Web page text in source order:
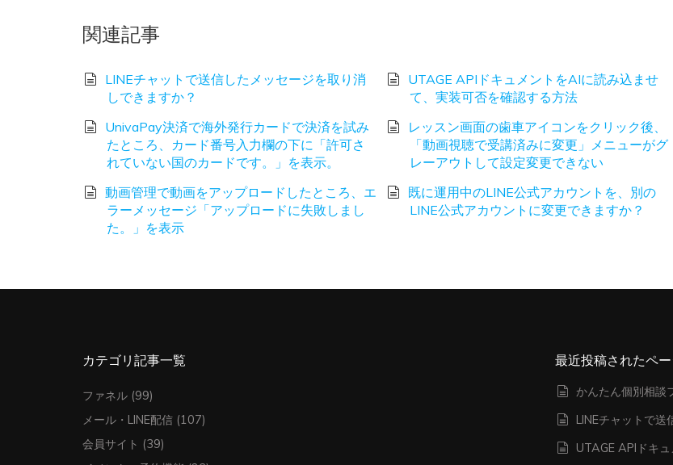
関連記事
LINEチャットで送信したメッセージを取り消
しできますか？
UTAGE APIドキュメントをAIに読み込ませ
て、実装可否を確認する方法
UnivaPay決済で海外発行カードで決済を試み
たところ、カード番号入力欄の下に「許可さ
れていない国のカードです。」を表示。
レッスン画面の歯車アイコンをクリック後、
「動画視聴で受講済みに変更」メニューがグ
レーアウトして設定変更できない
動画管理で動画をアップロードしたところ、エ
ラーメッセージ「アップロードに失敗しまし
た。」を表示
既に運用中のLINE公式アカウントを、別の
LINE公式アカウントに変更できますか？
カテゴリ記事一覧
ファネル (99)
メール・LINE配信 (107)
会員サイト (39)
最近投稿されたペ
かんたん個別相談
LINEチャットで送
UTAGE APIドキ